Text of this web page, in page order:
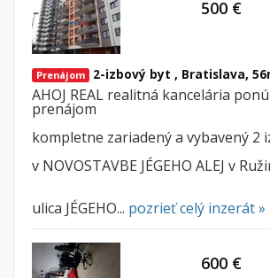
Prenájom 2-izbový byt , Bratislava,
AHOJ REAL realitná kancelária
prenájom
kompletne zariadený a vybavený 2
v NOVOSTAVBE JÉGEHO ALEJ v
ulica JÉGEHO... pozrieť celý inzerát »
500 €
600 €